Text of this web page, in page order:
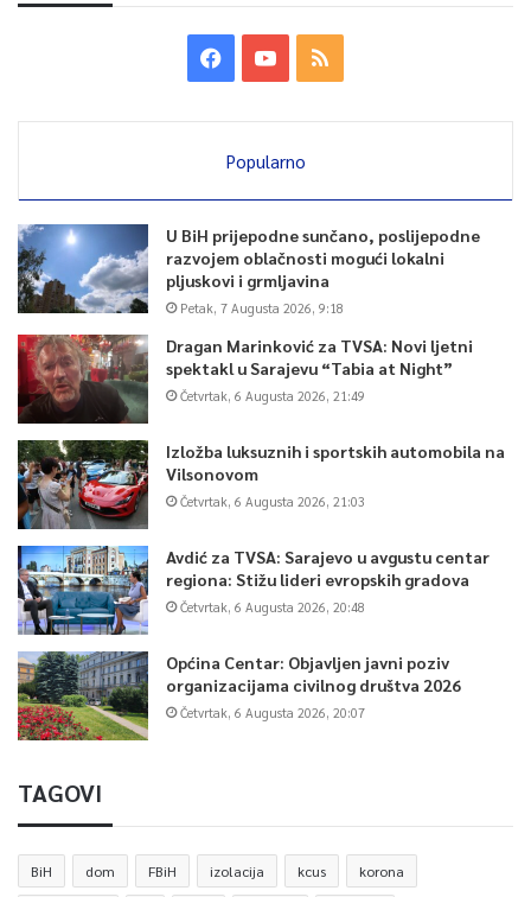
Popularno
U BiH prijepodne sunčano, poslijepodne
razvojem oblačnosti mogući lokalni
pljuskovi i grmljavina
Petak, 7 Augusta 2026, 9:18
Dragan Marinković za TVSA: Novi ljetni
spektakl u Sarajevu “Tabia at Night”
Četvrtak, 6 Augusta 2026, 21:49
Izložba luksuznih i sportskih automobila na
Vilsonovom
Četvrtak, 6 Augusta 2026, 21:03
Avdić za TVSA: Sarajevo u avgustu centar
regiona: Stižu lideri evropskih gradova
Četvrtak, 6 Augusta 2026, 20:48
Općina Centar: Objavljen javni poziv
organizacijama civilnog društva 2026
Četvrtak, 6 Augusta 2026, 20:07
TAGOVI
BiH dom FBiH izolacija kcus korona